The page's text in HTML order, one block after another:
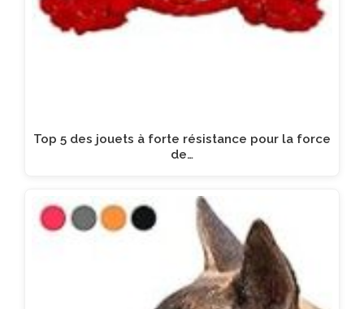
Top 5 des jouets à forte résistance pour la force
de…